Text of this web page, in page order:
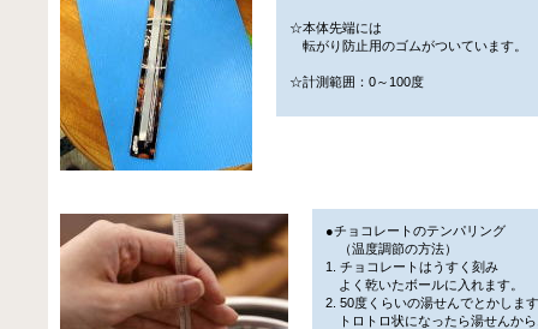
☆本体先端には
転がり防止用のゴムがついています。
☆計測範囲：0～100度
●チョコレートのテンパリング
（温度調節の方法）
1. チョコレートはうすく刻み
よく乾いたボールに入れます。
2. 50度くらいの湯せんでとかしま
トロトロ状になったら湯せんか